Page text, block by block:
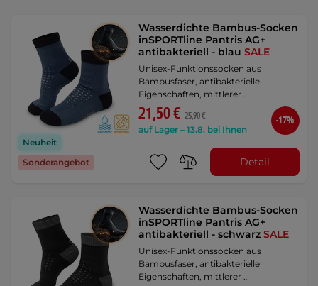
Neuheit
Sonderangebot
Wasserdichte Bambus-Socken
inSPORTline Pantris AG+
antibakteriell - blauSALE
Unisex-Funktionssocken aus
Bambusfaser, antibakterielle
Eigenschaften, mittlerer …
21,50 € 25,90 €
auf Lager – 13.8. bei Ihnen
-17%
Detail
Wasserdichte Bambus-Socken
inSPORTline Pantris AG+
antibakteriell - schwarzSALE
Unisex-Funktionssocken aus
Bambusfaser, antibakterielle
Eigenschaften, mittlerer …